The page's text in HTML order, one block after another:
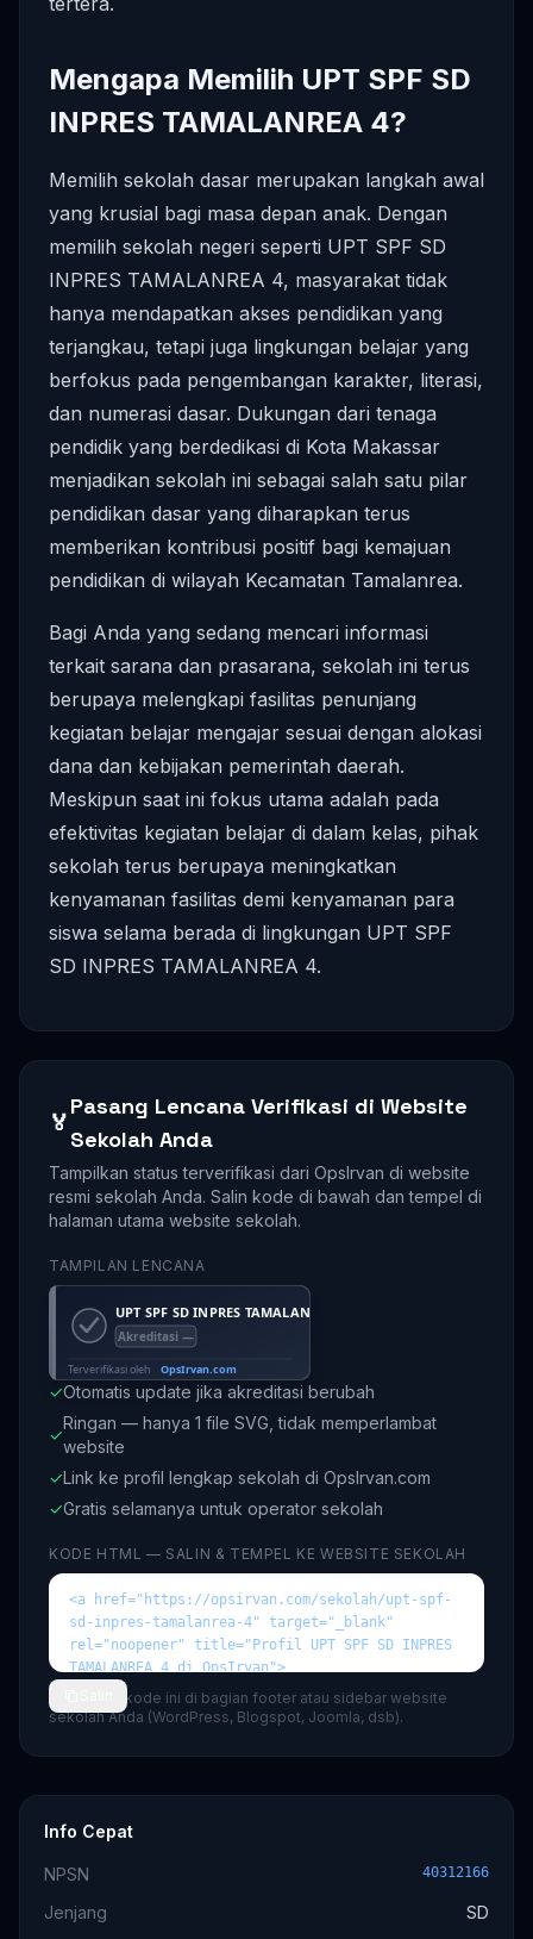
Mengapa Memilih UPT SPF SD
INPRES TAMALANREA 4?
Memilih sekolah dasar merupakan langkah awal
yang krusial bagi masa depan anak. Dengan
memilih sekolah negeri seperti UPT SPF SD
INPRES TAMALANREA 4, masyarakat tidak
hanya mendapatkan akses pendidikan yang
terjangkau, tetapi juga lingkungan belajar yang
berfokus pada pengembangan karakter, literasi,
dan numerasi dasar. Dukungan dari tenaga
pendidik yang berdedikasi di Kota Makassar
menjadikan sekolah ini sebagai salah satu pilar
pendidikan dasar yang diharapkan terus
memberikan kontribusi positif bagi kemajuan
pendidikan di wilayah Kecamatan Tamalanrea.
Bagi Anda yang sedang mencari informasi
terkait sarana dan prasarana, sekolah ini terus
berupaya melengkapi fasilitas penunjang
kegiatan belajar mengajar sesuai dengan alokasi
dana dan kebijakan pemerintah daerah.
Meskipun saat ini fokus utama adalah pada
efektivitas kegiatan belajar di dalam kelas, pihak
sekolah terus berupaya meningkatkan
kenyamanan fasilitas demi kenyamanan para
siswa selama berada di lingkungan UPT SPF
SD INPRES TAMALANREA 4.
🏅
Pasang Lencana Verifikasi di Website
Sekolah Anda
Tampilkan status terverifikasi dari OpsIrvan di website
resmi sekolah Anda. Salin kode di bawah dan tempel di
halaman utama website sekolah.
TAMPILAN LENCANA
✓Otomatis update jika akreditasi berubah
✓
Ringan — hanya 1 file SVG, tidak memperlambat
website
✓Link ke profil lengkap sekolah di OpsIrvan.com
✓Gratis selamanya untuk operator sekolah
KODE HTML — SALIN & TEMPEL KE WEBSITE SEKOLAH
💡 Tempel kode ini di bagian footer atau sidebar website
sekolah Anda (WordPress, Blogspot, Joomla, dsb).
Info Cepat
NPSN 40312166
Jenjang
SD